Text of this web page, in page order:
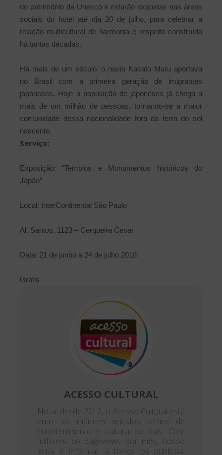
do patrimônio da Unesco e estarão expostas nas áreas
sociais do hotel até dia 20 de julho, para celebrar a
relação multicultural de harmonia e respeito construída
há tantas décadas.
Há mais de um século, o navio Kasato Maru aportava
no Brasil com a primeira geração de imigrantes
japoneses. Hoje a população de japoneses já chega a
mais de um milhão de pessoas, tornando-se a maior
comunidade dessa nacionalidade fora da terra do sol
nascente.
Serviço:
Exposição: “Templos e Monumentos históricos do
Japão”
Local: InterContinental São Paulo
Al. Santos, 1123 – Cerqueira Cesar
Data: 21 de junho a 24 de julho 2018
Grátis
ACESSO CULTURAL
No ar desde 2012, o Acesso Cultural está
entre os maiores veículos on-line de
entretenimento e cultura do país. Com
milhares de pageviews por mês, nosso
lema é informar a todos os públicos,